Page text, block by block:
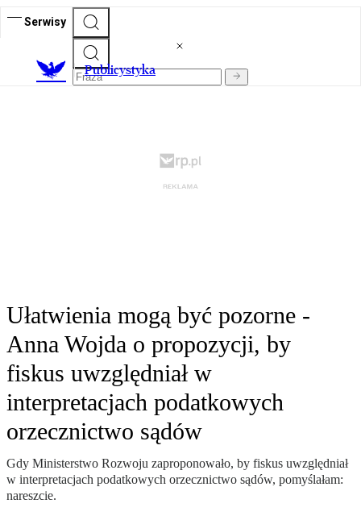
Serwisy
Publicystyka
Ułatwienia mogą być pozorne -
Anna Wojda o propozycji, by
fiskus uwzględniał w
interpretacjach podatkowych
orzecznictwo sądów
Gdy Ministerstwo Rozwoju zaproponowało, by fiskus uwzględniał
w interpretacjach podatkowych orzecznictwo sądów, pomyślałam:
nareszcie.